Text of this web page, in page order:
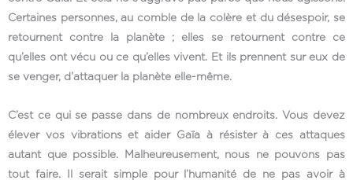
Certaines personnes, au comble de la colère et du désespoir, se
retournent contre la planète ; elles se retournent contre ce
qu’elles ont vécu ou ce qu’elles vivent. Et ils prennent sur eux de
se venger, d’attaquer la planète elle-même.
C’est ce qui se passe dans de nombreux endroits. Vous devez
élever vos vibrations et aider Gaïa à résister à ces attaques
autant que possible. Malheureusement, nous ne pouvons pas
tout faire. Il serait simple pour l’humanité de ne pas avoir à